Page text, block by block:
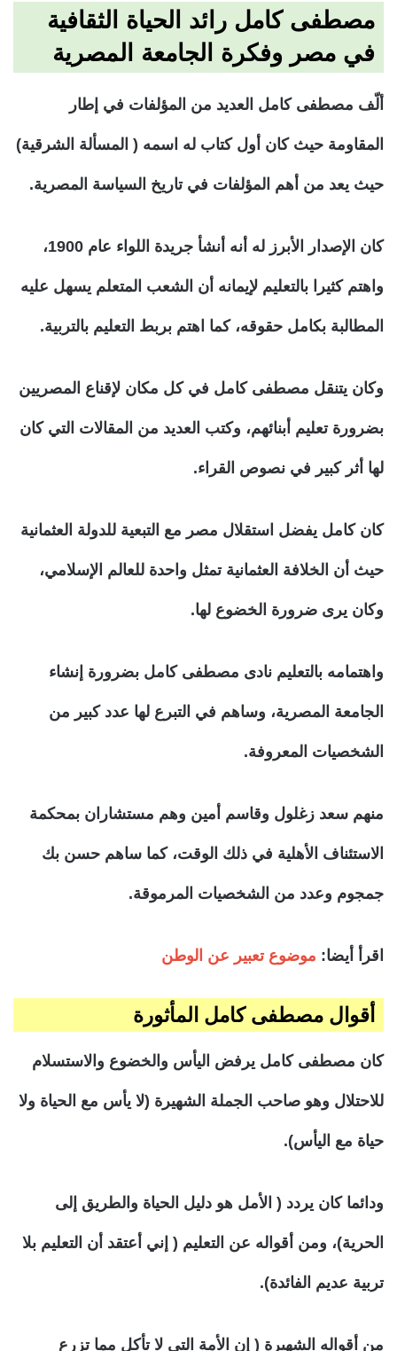
مصطفى كامل رائد الحياة الثقافية
في مصر وفكرة الجامعة المصرية
ألّف مصطفى كامل العديد من المؤلفات في إطار
المقاومة حيث كان أول كتاب له اسمه ( المسألة الشرقية)
حيث يعد من أهم المؤلفات في تاريخ السياسة المصرية.
كان الإصدار الأبرز له أنه أنشأ جريدة اللواء عام 1900،
واهتم كثيرا بالتعليم لإيمانه أن الشعب المتعلم يسهل عليه
المطالبة بكامل حقوقه، كما اهتم بربط التعليم بالتربية.
وكان يتنقل مصطفى كامل في كل مكان لإقناع المصريين
بضرورة تعليم أبنائهم، وكتب العديد من المقالات التي كان
لها أثر كبير في نصوص القراء.
كان كامل يفضل استقلال مصر مع التبعية للدولة العثمانية
حيث أن الخلافة العثمانية تمثل واحدة للعالم الإسلامي،
وكان يرى ضرورة الخضوع لها.
واهتمامه بالتعليم نادى مصطفى كامل بضرورة إنشاء
الجامعة المصرية، وساهم في التبرع لها عدد كبير من
الشخصيات المعروفة.
منهم سعد زغلول وقاسم أمين وهم مستشاران بمحكمة
الاستئناف الأهلية في ذلك الوقت، كما ساهم حسن بك
جمجوم وعدد من الشخصيات المرموقة.
اقرأ أيضا: موضوع تعبير عن الوطن
أقوال مصطفى كامل المأثورة
كان مصطفى كامل يرفض اليأس والخضوع والاستسلام
للاحتلال وهو صاحب الجملة الشهيرة (لا يأس مع الحياة ولا
حياة مع اليأس).
ودائما كان يردد ( الأمل هو دليل الحياة والطريق إلى
الحرية)، ومن أقواله عن التعليم ( إني أعتقد أن التعليم بلا
تربية عديم الفائدة).
من أقواله الشهيرة ( إن الأمة التي لا تأكل مما تزرع